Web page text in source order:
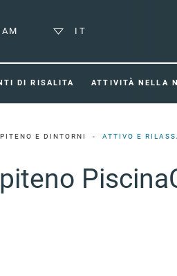
IT
DI RISALITA ATTIVITÀ NELLA
E DINTORNI ATTIVO E